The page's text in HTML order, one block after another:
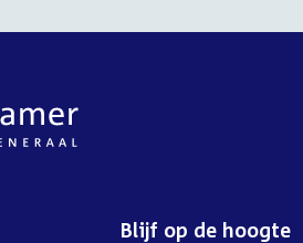
Blijf op de hoogte